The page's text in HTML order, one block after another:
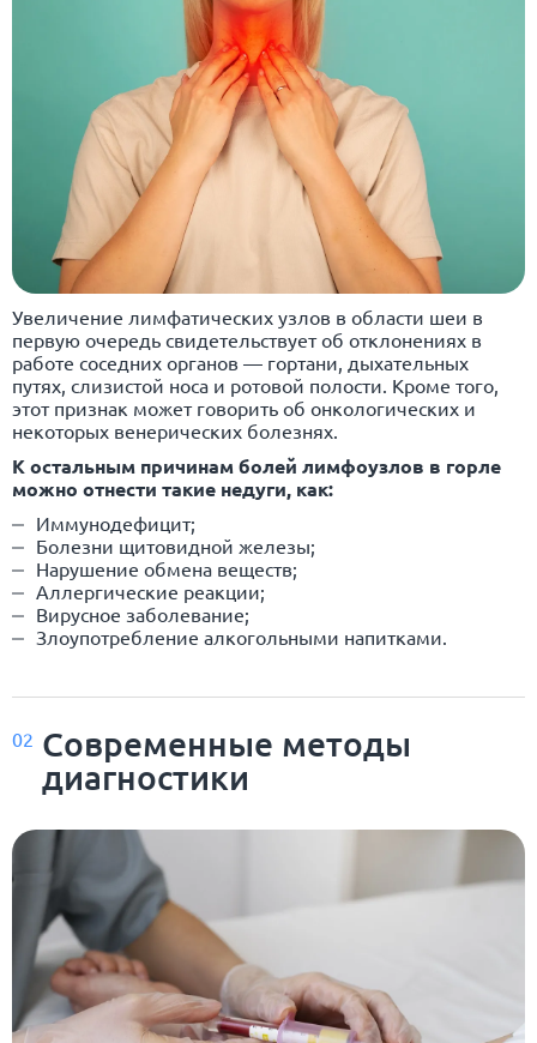
Увеличение лимфатических узлов в области шеи в
первую очередь свидетельствует об отклонениях в
работе соседних органов — гортани, дыхательных
путях, слизистой носа и ротовой полости. Кроме того,
этот признак может говорить об онкологических и
некоторых венерических болезнях.
К остальным причинам болей лимфоузлов в горле
можно отнести такие недуги, как:
Иммунодефицит;
Болезни щитовидной железы;
Нарушение обмена веществ;
Аллергические реакции;
Вирусное заболевание;
Злоупотребление алкогольными напитками.
02 Современные методы
диагностики